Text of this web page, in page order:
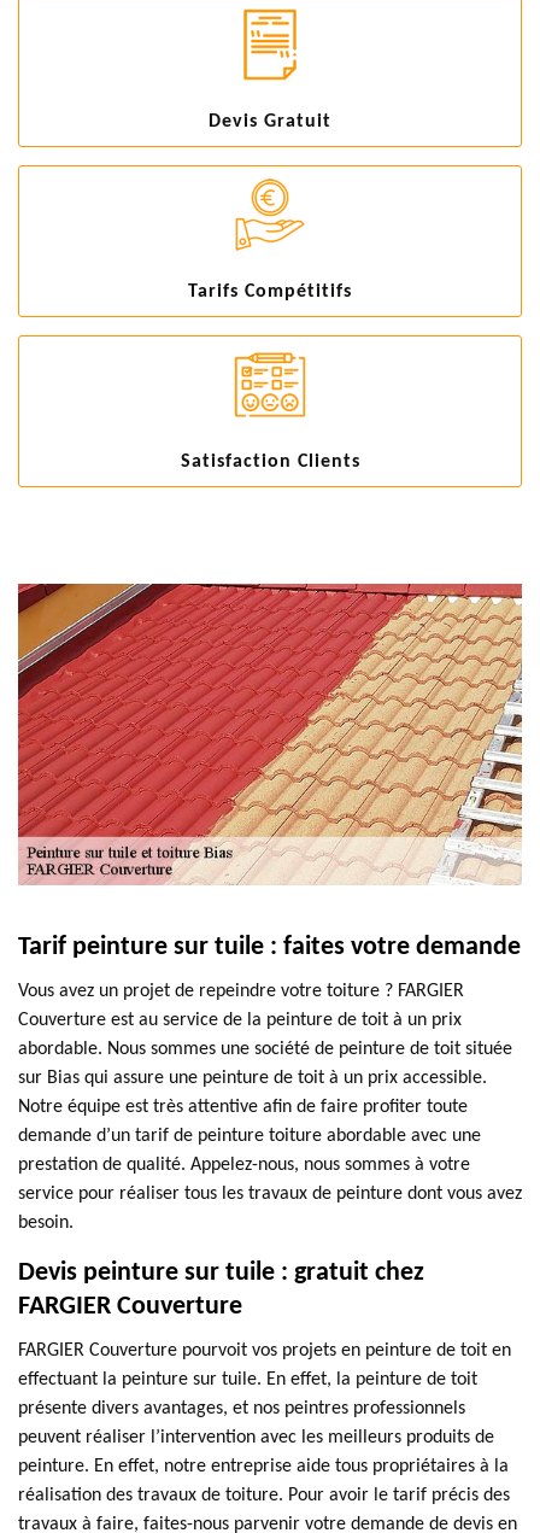
Devis Gratuit
Tarifs Compétitifs
Satisfaction Clients
Tarif peinture sur tuile : faites votre demande
Vous avez un projet de repeindre votre toiture ? FARGIER
Couverture est au service de la peinture de toit à un prix
abordable. Nous sommes une société de peinture de toit située
sur Bias qui assure une peinture de toit à un prix accessible.
Notre équipe est très attentive afin de faire profiter toute
demande d’un tarif de peinture toiture abordable avec une
prestation de qualité. Appelez-nous, nous sommes à votre
service pour réaliser tous les travaux de peinture dont vous avez
besoin.
Devis peinture sur tuile : gratuit chez
FARGIER Couverture
FARGIER Couverture pourvoit vos projets en peinture de toit en
effectuant la peinture sur tuile. En effet, la peinture de toit
présente divers avantages, et nos peintres professionnels
peuvent réaliser l’intervention avec les meilleurs produits de
peinture. En effet, notre entreprise aide tous propriétaires à la
réalisation des travaux de toiture. Pour avoir le tarif précis des
travaux à faire, faites-nous parvenir votre demande de devis en